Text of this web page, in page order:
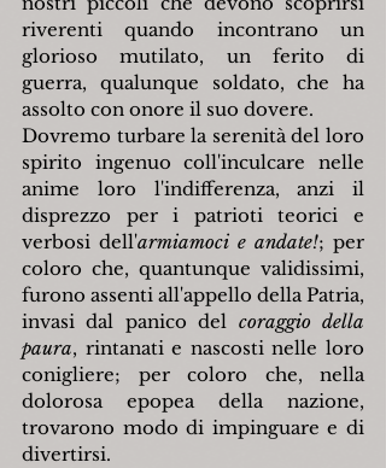
riverenti quando incontrano un
glorioso mutilato, un ferito di
guerra, qualunque soldato, che ha
assolto con onore il suo dovere.
Dovremo turbare la serenità del loro
spirito ingenuo coll'inculcare nelle
anime loro l'indifferenza, anzi il
disprezzo per i patrioti teorici e
verbosi dell'armiamoci e andate!; per
coloro che, quantunque validissimi,
furono assenti all'appello della Patria,
invasi dal panico del coraggio della
paura, rintanati e nascosti nelle loro
conigliere; per coloro che, nella
dolorosa epopea della nazione,
trovarono modo di impinguare e di
divertirsi.